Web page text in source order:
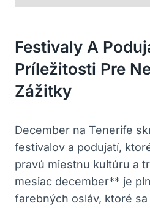
Festivaly A
Príležitosti Pre
Zážitky
December na Tenerife
festivalov a podujatí,
pravú miestnu kultúru a
mesiac december** je
farebných osláv, ktoré